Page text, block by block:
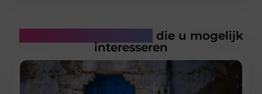
die u mogelijk
interesseren